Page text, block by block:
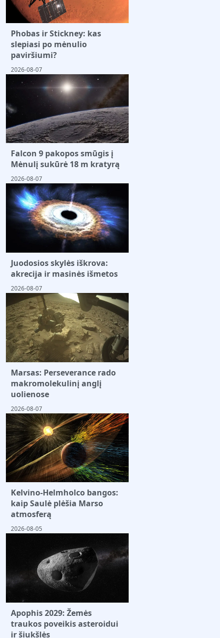
Phobas ir Stickney: kas
slepiasi po mėnulio
paviršiumi?
2026-08-07
Falcon 9 pakopos smūgis į
Mėnulį sukūrė 18 m kratyrą
2026-08-07
Juodosios skylės iškrova:
akrecija ir masinės išmetos
2026-08-07
Marsas: Perseverance rado
makromolekulinį anglį
uolienose
2026-08-07
Kelvino-Helmholco bangos:
kaip Saulė plėšia Marso
atmosferą
2026-08-05
Apophis 2029: Žemės
traukos poveikis asteroidui
ir šiukšlės